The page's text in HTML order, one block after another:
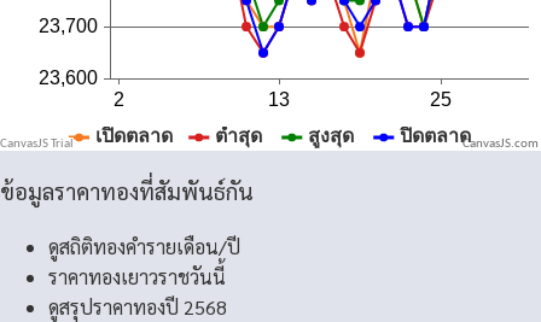
CanvasJS.com
ข้อมูลราคาทองที่สัมพันธ์กัน
ดูสถิติทองคำรายเดือน/ปี
ราคาทองเยาวราชวันนี้
ดูสรุปราคาทองปี 2568